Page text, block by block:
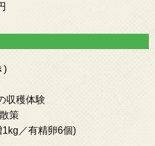
)
収穫体験
策
／有精卵6個)